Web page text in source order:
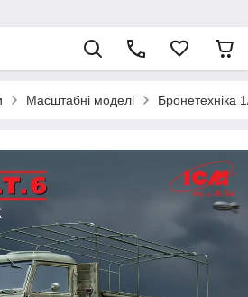
Масштабні моделі Бронетехніка